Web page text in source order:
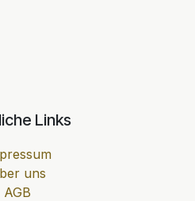
Links
uns
AGB